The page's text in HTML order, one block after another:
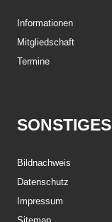
Informationen
Mitgliedschaft
Termine
SONSTIGES
Bildnachweis
Datenschutz
Impressum